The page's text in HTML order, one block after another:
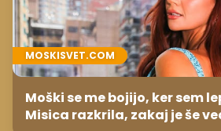
MOSKISVET.COM
Moški se me bojijo, ker sem
Misica razkrila, zakaj je še